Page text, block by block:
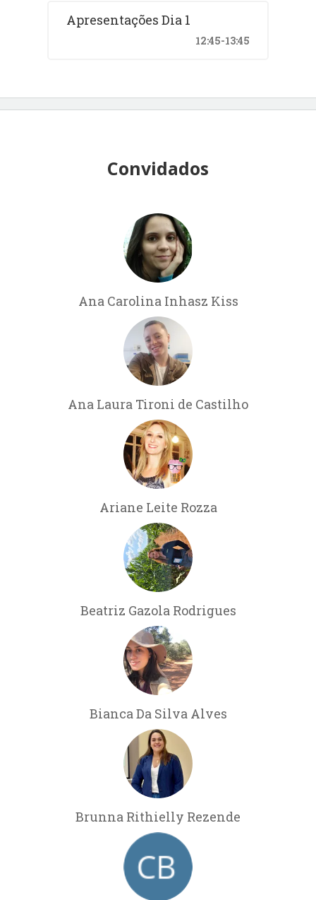
Apresentações Dia 1
12:45-13:45
Convidados
Ana Carolina Inhasz Kiss
Ana Laura Tironi de Castilho
Ariane Leite Rozza
Beatriz Gazola Rodrigues
Bianca Da Silva Alves
Brunna Rithielly Rezende